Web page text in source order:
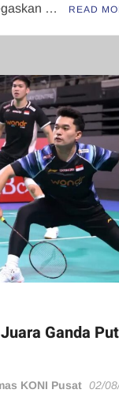
… READ
Ganda
KONI Pusat 02/